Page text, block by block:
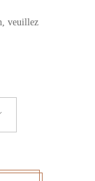
veuillez